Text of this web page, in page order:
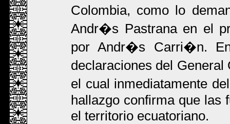
Colombia, como lo
Andr�s Pastrana en el
por Andr�s Carri�n.
declaraciones del
el cual inmediatamente
hallazgo confirma que las
el territorio ecuatoriano.